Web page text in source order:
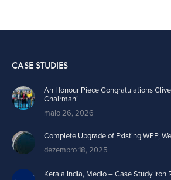
CASE STUDIES
An Honour Piece Congratulations
Chairman!
maio 26, 2026
Complete Upgrade of Existing WPP,
dezembro 18, 2025
Kerala India, Medio – Case Study Iron